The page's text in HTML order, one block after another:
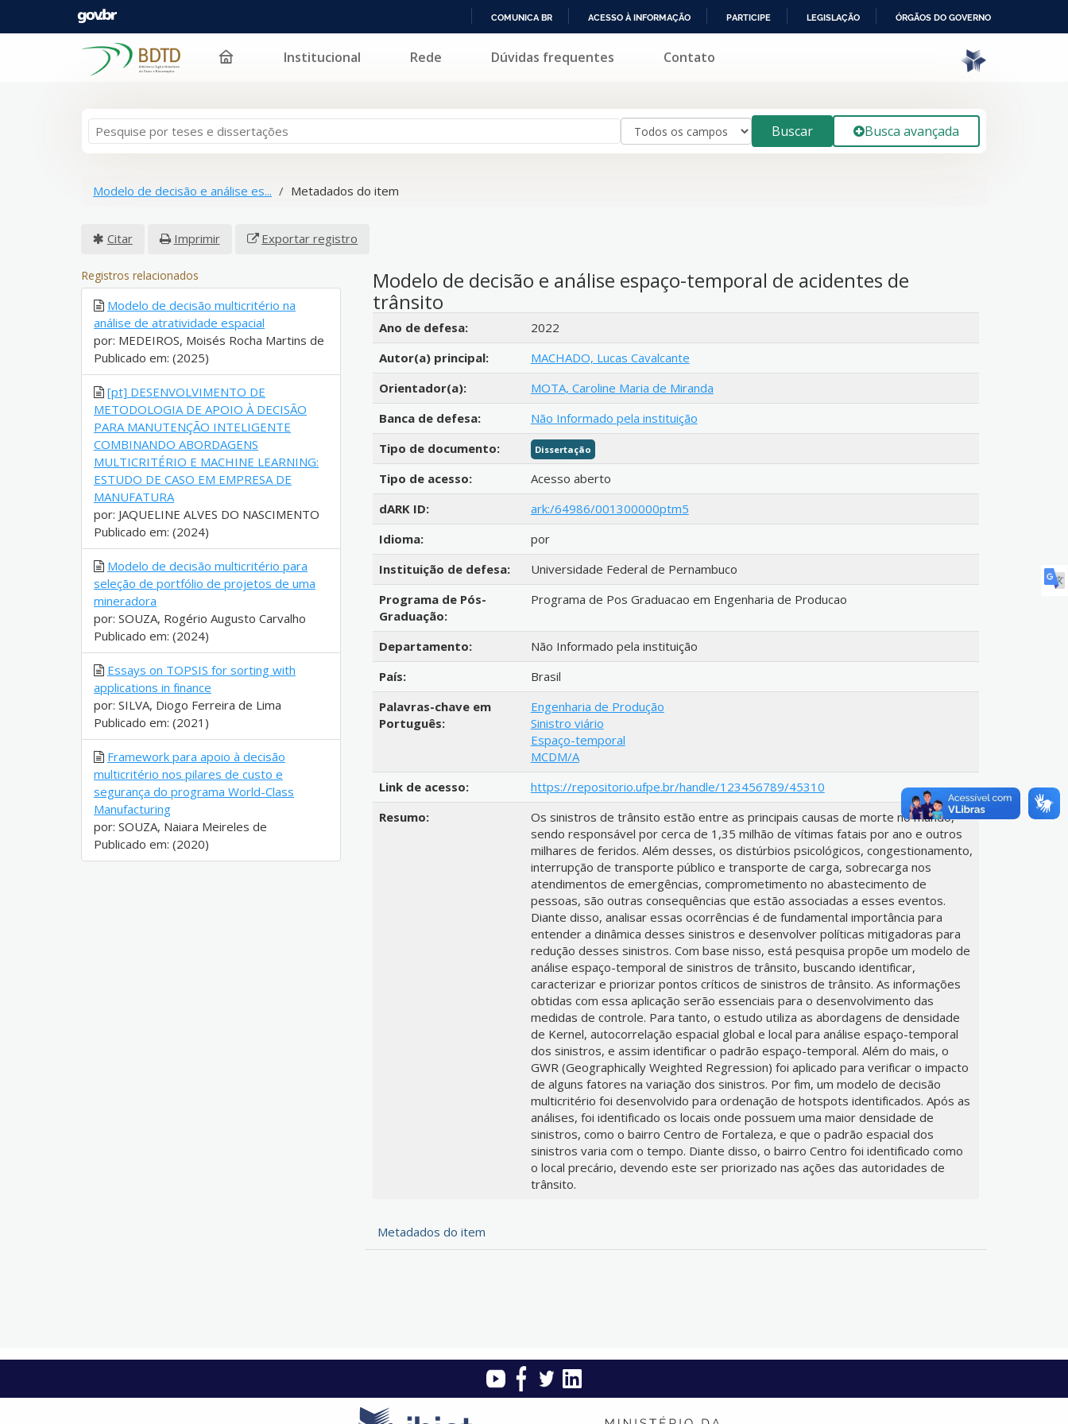
PARA
COMUNICA BR ACESSO À INFORMAÇÃO PARTICIPE LEGISLAÇÃO ÓRGÃOS DO GOVERNO
Pular para o conteúdo Institucional Rede Dúvidas frequentes Contato
Buscar Busca avançada
Modelo de decisão e análise es... Metadados do item
Citar Imprimir Exportar registro
Modelo de decisão e análise espaço-temporal de acidentes de
trânsito
Detalhes bibliográficos
Ano de defesa:
2022
Autor(a) principal:
MACHADO, Lucas Cavalcante
Orientador(a):
MOTA, Caroline Maria de Miranda
Banca de defesa:
Não Informado pela instituição
Tipo de documento:
Dissertação
Tipo de acesso:
Acesso aberto
dARK ID:
ark:/64986/001300000ptm5
Idioma:
por
Instituição de defesa:
Universidade Federal de Pernambuco
Programa de Pós-
Graduação:
Programa de Pos Graduacao em Engenharia de Producao
Departamento:
Não Informado pela instituição
País:
Brasil
Palavras-chave em
Português:
Engenharia de Produção
Sinistro viário
Espaço-temporal
MCDM/A
Link de acesso:
https://repositorio.ufpe.br/handle/123456789/45310
Resumo:
Os sinistros de trânsito estão entre as principais causas de morte no mundo,
sendo responsável por cerca de 1,35 milhão de vítimas fatais por ano e outros
milhares de feridos. Além desses, os distúrbios psicológicos, congestionamento,
interrupção de transporte público e transporte de carga, sobrecarga nos
atendimentos de emergências, comprometimento no abastecimento de
pessoas, são outras consequências que estão associadas a esses eventos.
Diante disso, analisar essas ocorrências é de fundamental importância para
entender a dinâmica desses sinistros e desenvolver políticas mitigadoras para
redução desses sinistros. Com base nisso, está pesquisa propõe um modelo de
análise espaço-temporal de sinistros de trânsito, buscando identificar,
caracterizar e priorizar pontos críticos de sinistros de trânsito. As informações
obtidas com essa aplicação serão essenciais para o desenvolvimento das
medidas de controle. Para tanto, o estudo utiliza as abordagens de densidade
de Kernel, autocorrelação espacial global e local para análise espaço-temporal
dos sinistros, e assim identificar o padrão espaço-temporal. Além do mais, o
GWR (Geographically Weighted Regression) foi aplicado para verificar o impacto
de alguns fatores na variação dos sinistros. Por fim, um modelo de decisão
multicritério foi desenvolvido para ordenação de hotspots identificados. Após as
análises, foi identificado os locais onde possuem uma maior densidade de
sinistros, como o bairro Centro de Fortaleza, e que o padrão espacial dos
sinistros varia com o tempo. Diante disso, o bairro Centro foi identificado como
o local precário, devendo este ser priorizado nas ações das autoridades de
trânsito.
Metadados do item
Registros relacionados
Modelo de decisão multicritério na
análise de atratividade espacial
por: MEDEIROS, Moisés Rocha Martins de
Publicado em: (2025)
[pt] DESENVOLVIMENTO DE
METODOLOGIA DE APOIO À DECISÃO
PARA MANUTENÇÃO INTELIGENTE
COMBINANDO ABORDAGENS
MULTICRITÉRIO E MACHINE LEARNING:
ESTUDO DE CASO EM EMPRESA DE
MANUFATURA
por: JAQUELINE ALVES DO NASCIMENTO
Publicado em: (2024)
Modelo de decisão multicritério para
seleção de portfólio de projetos de uma
mineradora
por: SOUZA, Rogério Augusto Carvalho
Publicado em: (2024)
Essays on TOPSIS for sorting with
applications in finance
por: SILVA, Diogo Ferreira de Lima
Publicado em: (2021)
Framework para apoio à decisão
multicritério nos pilares de custo e
segurança do programa World-Class
Manufacturing
por: SOUZA, Naiara Meireles de
Publicado em: (2020)